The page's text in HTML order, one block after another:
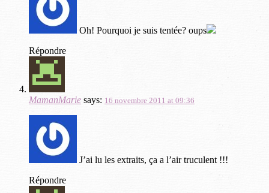
Oh! Pourquoi je suis tentée? oups
Répondre
MamanMarie says: 16 novembre 2011 at 09:36
J’ai lu les extraits, ça a l’air truculent !!!
Répondre